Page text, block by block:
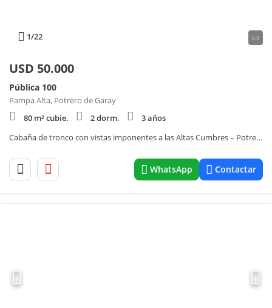
1/22 63
USD 50.000
Pública 100
Pampa Alta, Potrero de Garay
80 m² cubie.
2 dorm.
3 años
Cabaña de tronco con vistas imponentes a las Altas Cumbres – Potrero de Garay 856
WhatsApp Contactar